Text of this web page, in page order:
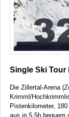
Single Ski Tour
Die Zillertal-Arena
Krimml/
Pistenkilometer,
aus in 5.5h bequem